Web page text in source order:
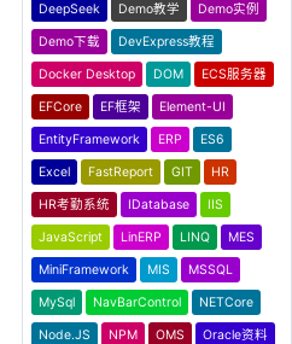
DeepSeek Demo教学 Demo实例
Demo下载 DevExpress教程
Docker Desktop DOM ECS服务器
EFCore EF框架 Element-UI
EntityFramework ERP ES6
Excel FastReport GIT HR
HR考勤系统 IDatabase IIS
JavaScript LinERP LINQ MES
MiniFramework MIS MSSQL
MySql NavBarControl NETCore
Node.JS NPM OMS Oracle资料